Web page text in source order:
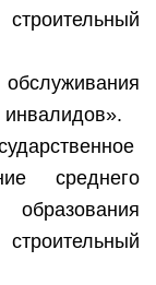
инвалидов».
среднего